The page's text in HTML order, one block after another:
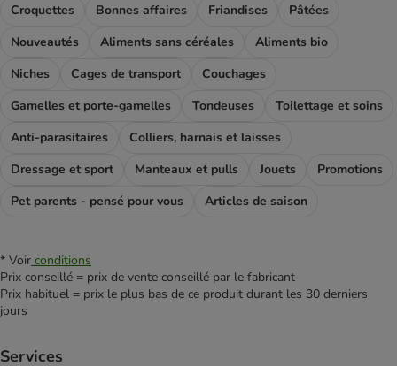
Croquettes Bonnes affaires Friandises
Pâtées
Nouveautés
Aliments sans céréales
Aliments bio
Niches
Cages de transport
Couchages
Gamelles et porte-gamelles
Tondeuses
Toilettage et soins
Anti-parasitaires
Colliers, harnais et laisses
Dressage et sport
Manteaux et pulls Jouets
Promotions
Pet parents - pensé pour vous
Articles de saison
* Voir conditions
Prix conseillé = prix de vente conseillé par le fabricant
Prix habituel = prix le plus bas de ce produit durant les 30 derniers
jours
Services